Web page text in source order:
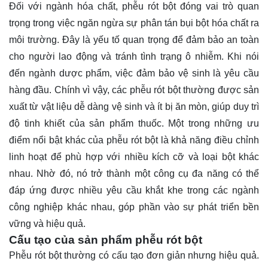
Đối với ngành hóa chất, phễu rót bột đóng vai trò quan
trọng trong việc ngăn ngừa sự phân tán bụi bột hóa chất ra
môi trường. Đây là yếu tố quan trọng để đảm bảo an toàn
cho người lao động và tránh tình trạng ô nhiễm. Khi nói
đến ngành dược phẩm, việc đảm bảo vệ sinh là yêu cầu
hàng đầu. Chính vì vậy, các phễu rót bột thường được sản
xuất từ vật liệu dễ dàng vệ sinh và ít bị ăn mòn, giúp duy trì
độ tinh khiết của sản phẩm thuốc. Một trong những ưu
điểm nổi bật khác của phễu rót bột là khả năng điều chỉnh
linh hoạt để phù hợp với nhiều kích cỡ và loại bột khác
nhau. Nhờ đó, nó trở thành một công cụ đa năng có thể
đáp ứng được nhiều yêu cầu khắt khe trong các ngành
công nghiệp khác nhau, góp phần vào sự phát triển bền
vững và hiệu quả.
Cấu tạo của sản phẩm phễu rót bột
Phễu rót bột thường có cấu tạo đơn giản nhưng hiệu quả.